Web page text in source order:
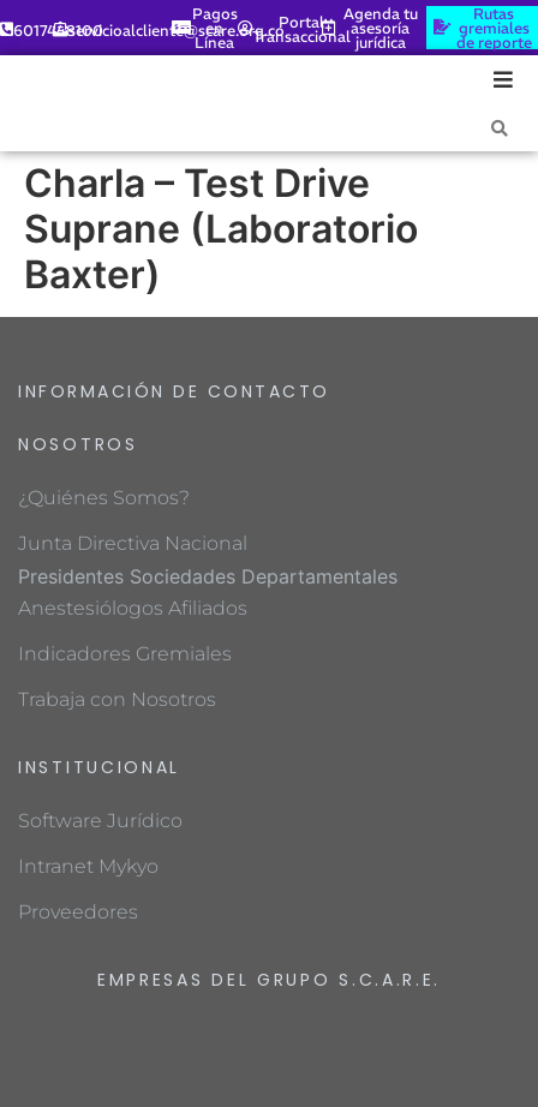
6017448100servicioalcliente@scare.org.co
Pagos
en
Línea
Portal
Transaccional
Agenda tu
asesoría
jurídica
Rutas
gremiales
de reporte
Charla – Test Drive
Suprane (Laboratorio
Baxter)
INFORMACIÓN DE CONTACTO
NOSOTROS
¿Quiénes Somos?
Junta Directiva Nacional
Presidentes Sociedades Departamentales
Anestesiólogos Afiliados
Indicadores Gremiales
Trabaja con Nosotros
INSTITUCIONAL
Software Jurídico
Intranet Mykyo
Proveedores
EMPRESAS DEL GRUPO S.C.A.R.E.